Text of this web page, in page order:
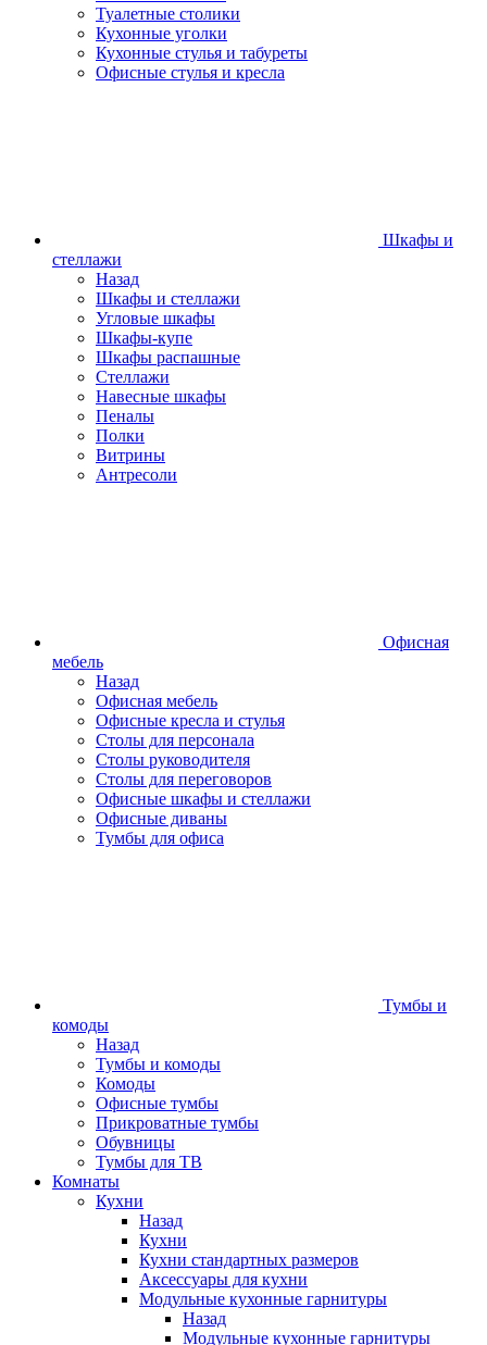
Туалетные столики
Кухонные уголки
Кухонные стулья и табуреты
Офисные стулья и кресла
Шкафы и
стеллажи
Назад
Шкафы и стеллажи
Угловые шкафы
Шкафы-купе
Шкафы распашные
Стеллажи
Навесные шкафы
Пеналы
Полки
Витрины
Антресоли
Офисная
мебель
Назад
Офисная мебель
Офисные кресла и стулья
Столы для персонала
Столы руководителя
Столы для переговоров
Офисные шкафы и стеллажи
Офисные диваны
Тумбы для офиса
Тумбы и
комоды
Назад
Тумбы и комоды
Комоды
Офисные тумбы
Прикроватные тумбы
Обувницы
Тумбы для ТВ
Комнаты
Кухни
Назад
Кухни
Кухни стандартных размеров
Аксессуары для кухни
Модульные кухонные гарнитуры
Назад
Модульные кухонные гарнитуры